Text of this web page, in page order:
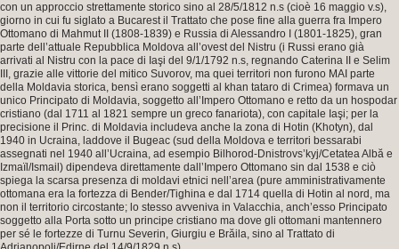
con un approccio strettamente storico sino al 28/5/1812 n.s (cioè 16 maggio v.s),
giorno in cui fu siglato a Bucarest il Trattato che pose fine alla guerra fra Impero
Ottomano di Mahmut II (1808-1839) e Russia di Alessandro I (1801-1825), gran
parte dell’attuale Repubblica Moldova all’ovest del Nistru (i Russi erano già
arrivati al Nistru con la pace di Iaşi del 9/1/1792 n.s, regnando Caterina II e Selim
III, grazie alle vittorie del mitico Suvorov, ma quei territori non furono MAI parte
della Moldavia storica, bensì erano soggetti al khan tataro di Crimea) formava un
unico Principato di Moldavia, soggetto all’Impero Ottomano e retto da un hospodar
cristiano (dal 1711 al 1821 sempre un greco fanariota), con capitale Iaşi; per la
precisione il Princ. di Moldavia includeva anche la zona di Hotin (Khotyn), dal
1940 in Ucraina, laddove il Bugeac (sud della Moldova e territori bessarabi
assegnati nel 1940 all’Ucraina, ad esempio Bilhorod-Dnistrovs’kyj/Cetatea Albă e
Izmaïl/Ismail) dipendeva direttamente dall’Impero Ottomano sin dal 1538 e ciò
spiega la scarsa presenza di moldavi etnici nell’area (pure amministrativamente
ottomana era la fortezza di Bender/Tighina e dal 1714 quella di Hotin al nord, ma
non il territorio circostante; lo stesso avveniva in Valacchia, anch’esso Principato
soggetto alla Porta sotto un principe cristiano ma dove gli ottomani mantennero
per sé le fortezze di Turnu Severin, Giurgiu e Brăila, sino al Trattato di